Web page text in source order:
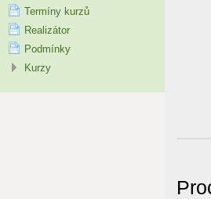
Termíny kurzů
Realizátor
Podmínky
Kurzy